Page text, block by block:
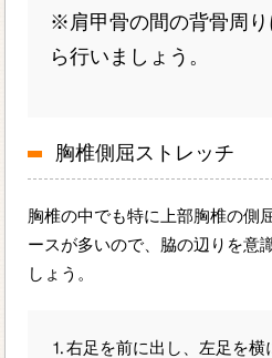
※肩甲骨の間の背骨周
ら行いましょう。
胸椎側屈ストレッチ
胸椎の中でも特に上部胸椎の側
ースが多いので、脇の辺りを意
しょう。
⒈右足を前に出し、左足を横